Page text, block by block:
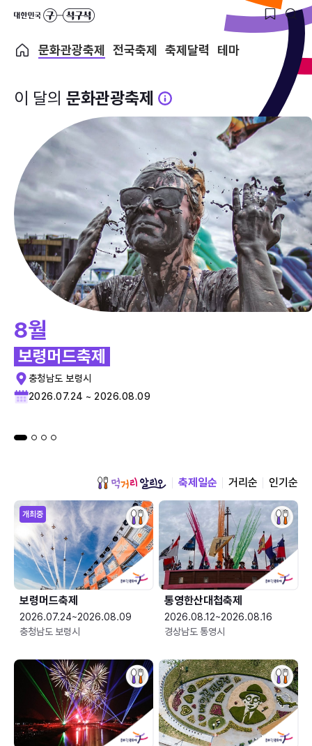
문화관광축제 전국축제 축제달력 테마
이 달의 문화관광축제
8월
보령머드축제
충청남도 보령시
2026.07.24 ~ 2026.08.09
축제일순 거리순 인기순
개최중
보령머드축제
2026.07.24~2026.08.09
충청남도 보령시
통영한산대첩축제
2026.08.12~2026.08.16
경상남도 통영시